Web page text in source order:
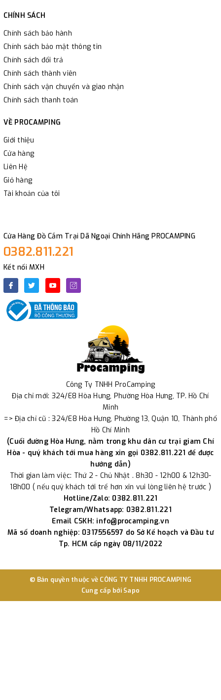
CHÍNH SÁCH
Chính sách bảo hành
Chính sách bảo mật thông tin
Chính sách đổi trả
Chính sách thành viên
Chính sách vận chuyển và giao nhận
Chính sách thanh toán
VỀ PROCAMPING
Giới thiệu
Cửa hàng
Liên Hệ
Giỏ hàng
Tài khoản của tôi
Cửa Hàng Đồ Cắm Trại Dã Ngoại Chính Hãng PROCAMPING
0382.811.221
Kết nối MXH
Công Ty TNHH ProCamping
Địa chỉ mới: 324/E8 Hòa Hưng, Phường Hòa Hưng, TP. Hồ Chí
Minh
=> Địa chỉ cũ : 324/E8 Hòa Hưng, Phường 13, Quận 10, Thành phố
Hồ Chí Minh
(Cuối đường Hòa Hưng, nằm trong khu dân cư trại giam Chí
Hòa - quý khách tới mua hàng xin gọi 0382.811.221 để được
hướng dẫn)
Thời gian làm việc: Thứ 2 - Chủ Nhật . 8h30 - 12h00 & 12h30-
18h00 ( nếu quý khách tới trể hơn xin vui lòng liên hệ trước )
Hotline/Zalo: 0382.811.221
Telegram/Whatsapp: 0382.811.221
Email CSKH: info@procamping.vn
Mã số doanh nghiệp: 0317556597 do Sở Kế hoạch và Đầu tư
Tp. HCM cấp ngày 08/11/2022
© Bản quyền thuộc về CÔNG TY TNHH PROCAMPING
Cung cấp bởi Sapo